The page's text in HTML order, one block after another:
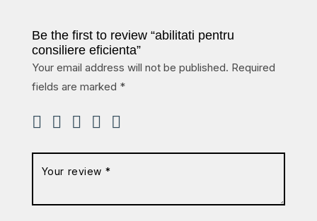
Be the first to review “abilitati pentru
consiliere eficienta”
Your email address will not be published. Required
fields are marked *